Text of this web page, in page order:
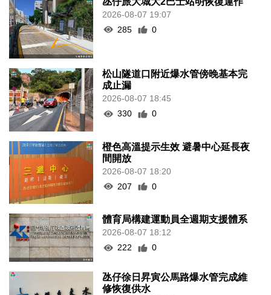
2026-08-07 19:07
285
0
松山隧道口附近爆水管傍晚基本完
成止漏
2026-08-07 18:45
330
0
橙色高溫提示生效 避暑中心延長夜
間開放
2026-08-07 18:20
207
0
體育局構建運動員全週期支援體系
2026-08-07 18:12
222
0
氹仔徐日昇寅公馬路爆水管完成維
修恢復供水